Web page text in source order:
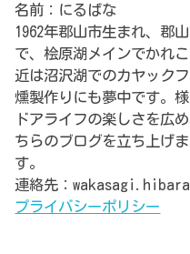
名前：にるばな
1962年郡山市生まれ、郡
で、桧原湖メインでかれ
近は沼沢湖でのカヤック
燻製作りにも夢中です。
ドアライフの楽しさを広
ちらのブログを立ち上げ
す。
連絡先：
プライバシーポリシー